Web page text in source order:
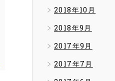
2018年10月
2018年9月
2017年9月
2017年7月